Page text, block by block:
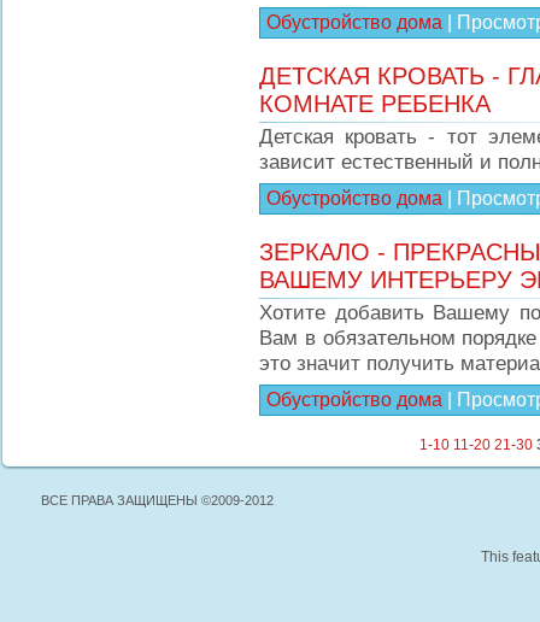
Обустройство дома
ДЕТСКАЯ КРОВАТЬ -
КОМНАТЕ РЕБЕНКА
Детская кровать - тот
зависит естественный и
Обустройство дома
ЗЕРКАЛО -
ВАШЕМУ ИНТЕРЬЕРУ
Хотите добавить Вашему
Вам в обязательном
это значит получить
Обустройство дома
1-10 11-20 21-30
ВСЕ ПРАВА ЗАЩИЩЕНЫ ©2009-2012
This